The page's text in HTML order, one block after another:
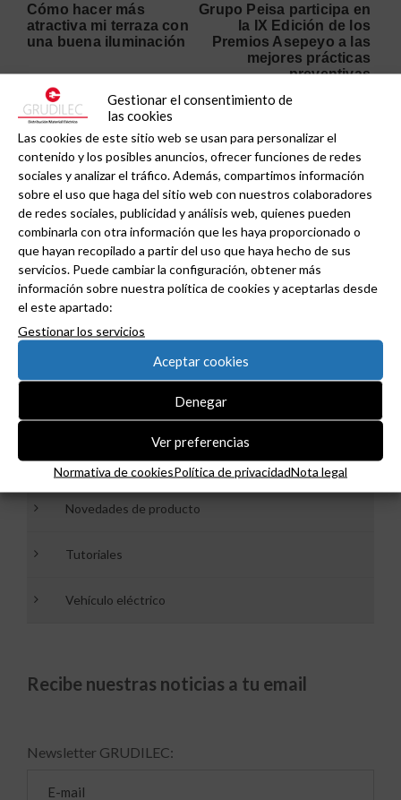
Gestionar el consentimiento de
las cookies
Las cookies de este sitio web se usan para personalizar el
contenido y los posibles anuncios, ofrecer funciones de redes
sociales y analizar el tráfico. Además, compartimos información
sobre el uso que haga del sitio web con nuestros colaboradores
de redes sociales, publicidad y análisis web, quienes pueden
combinarla con otra información que les haya proporcionado o
que hayan recopilado a partir del uso que haya hecho de sus
servicios. Puede cambiar la configuración, obtener más
información sobre nuestra política de cookies y aceptarlas desde
el este apartado:
Gestionar los servicios
Aceptar cookies
Denegar
Ver preferencias
Normativa de cookiesPolítica de privacidadNota legal
Cómo hacer más
atractiva mi terraza con
una buena iluminación
Grupo Peisa participa en
la IX Edición de los
Premios Asepeyo a las
mejores prácticas
preventivas
Buscar información
Actualidad del sector
Artículos técnicos y reportajes
Fotovoltaica
Grudilec
Novedades de producto
Tutoriales
Vehículo eléctrico
Recibe nuestras noticias a tu email
Newsletter GRUDILEC: